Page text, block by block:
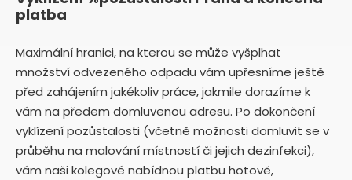
platba
Maximální hranici, na kterou se může vyšplhat
množství odvezeného odpadu vám upřesníme ještě
před zahájením jakékoliv práce, jakmile dorazíme k
vám na předem domluvenou adresu. Po dokončení
vyklízení pozůstalosti (včetně možnosti domluvit se v
průběhu na malování místností či jejich dezinfekci),
vám naši kolegové nabídnou platbu hotově,